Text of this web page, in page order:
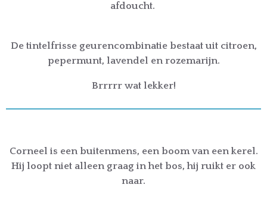
afdoucht.
De tintelfrisse geurencombinatie bestaat uit citroen,
pepermunt, lavendel en rozemarijn.
Brrrrr wat lekker!
Corneel is een buitenmens, een boom van een kerel.
Hij loopt niet alleen graag in het bos, hij ruikt er ook
naar.